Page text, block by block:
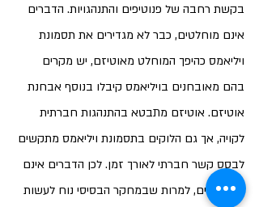
בקשת רחבה של פנוטיפים והתנהגויות. הדברים
אינם מוחלטים, כבר לא מגדירים את תסמונת
ויליאמס כהיפך המוחלט מאוטיזם, יש מקרים
בהם מאובחנים בויליאמס קיבלו בנוסף אבחנת
אוטיזם. אוטיזם מתבטא בהתנהגות חברתית
לקויה, אך גם הלוקים בתסמונת ויליאמס מתקשים
לבסס קשר חברתי לאורך זמן. לכן הדברים אינם
דיכוטומיים, למרות שבמחקר הבסיסי נוח לעשות